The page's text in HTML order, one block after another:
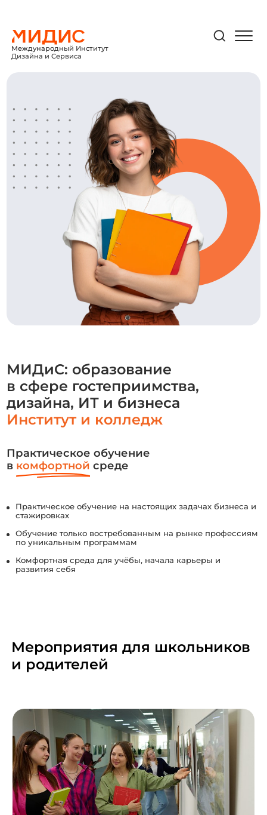
Международный Институт
Дизайна и Сервиса
МИДиС: образование
в сфере гостеприимства,
дизайна, ИТ и бизнеса
Институт и колледж
Практическое обучение
в комфортной среде
Практическое обучение на настоящих задачах бизнеса и
стажировках
Обучение только востребованным на рынке профессиям
по уникальным программам
Комфортная среда для учёбы, начала карьеры и
развития себя
Мероприятия для школьников
и родителей